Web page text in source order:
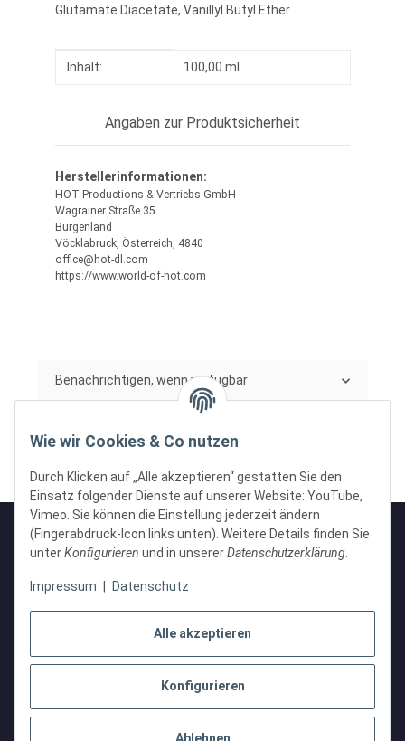
Alle akzeptieren
Konfigurieren
Wie wir Cookies & Co nutzen
Durch Klicken auf „Alle akzeptieren“ gestatten Sie den
Einsatz folgender Dienste auf unserer Website: YouTube,
Vimeo. Sie können die Einstellung jederzeit ändern
(Fingerabdruck-Icon links unten). Weitere Details finden Sie
unterKonfigurieren und in unsererDatenschutzerklärung.
Impressum Datenschutz
Glutamate Diacetate, Vanillyl Butyl Ether
Produkteigenschaft
Wert
Inhalt: 100,00 ml
Angaben zur Produktsicherheit
Herstellerinformationen:
HOT Productions & Vertriebs GmbH
Wagrainer Straße 35
Burgenland
Vöcklabruck, Österreich, 4840
office@hot-dl.com
https://www.world-of-hot.com
Benachrichtigen, wenn verfügbar
Vertrag widerrufen
* Alle Preise inkl. gesetzlicher USt., zzgl.Versand